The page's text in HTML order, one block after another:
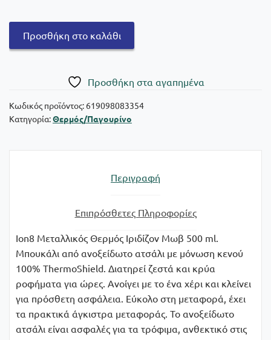
Θερμός
ml
ποσότητα
Προσθήκη στο καλάθι
Πρoσθήκη στα αγαπημένα
Κωδικός προϊόντος: 619098083354
Κατηγορία:Θερμός/Παγουρίνο
Περιγραφή
Επιπρόσθετες Πληροφορίες
Ion8 Μεταλλικός Θερμός Ιριδίζον Μωβ 500 ml.
Μπουκάλι από ανοξείδωτο ατσάλι με μόνωση κενού
100% ThermoShield. Διατηρεί ζεστά και κρύα
ροφήματα για ώρες. Ανοίγει με το ένα χέρι και κλείνει
για πρόσθετη ασφάλεια. Εύκολο στη μεταφορά, έχει
τα πρακτικά άγκιστρα μεταφοράς. Το ανοξείδωτο
ατσάλι είναι ασφαλές για τα τρόφιμα, ανθεκτικό στις